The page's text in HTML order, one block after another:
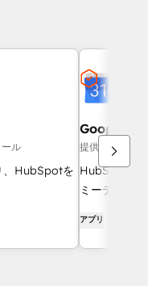
ル
、HubSpotを
Google
提供元：
HubSpotと
ミーティン
アプリ